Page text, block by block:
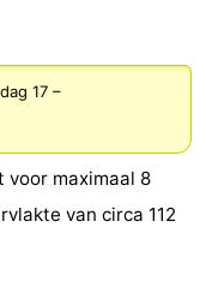
17 –
voor maximaal 8
van circa 112